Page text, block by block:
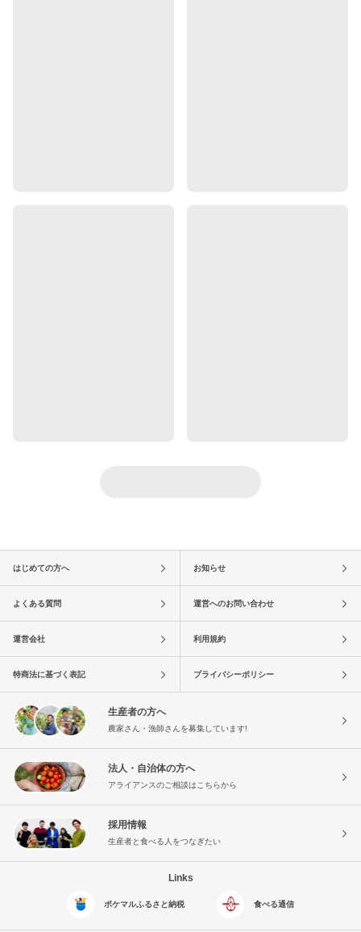
はじめての方へ お知らせ
よくある質問 運営へのお問い合わせ
運営会社 利用規約
特商法に基づく表記 プライバシーポリシー
生産者の方へ
農家さん・漁師さんを募集しています!
法人・自治体の方へ
アライアンスのご相談はこちらから
採用情報
生産者と食べる人をつなぎたい
Links
ポケマルふるさと納税 食べる通信